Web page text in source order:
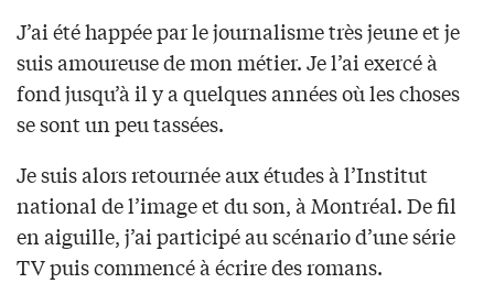
J’ai été happée par le journalisme très jeune et je
suis amoureuse de mon métier. Je l’ai exercé à
fond jusqu’à il y a quelques années où les choses
se sont un peu tassées.
Je suis alors retournée aux études à l’Institut
national de l’image et du son, à Montréal. De fil
en aiguille, j’ai participé au scénario d’une série
TV puis commencé à écrire des romans.